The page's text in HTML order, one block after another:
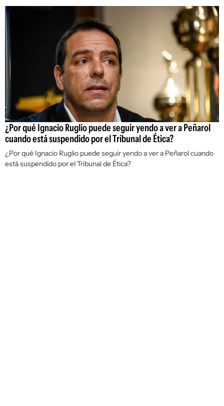
¿Por qué Ignacio Ruglio puede seguir yendo a ver a Peñarol
cuando está suspendido por el Tribunal de Ética?
¿Por qué Ignacio Ruglio puede seguir yendo a ver a Peñarol cuando
está suspendido por el Tribunal de Ética?